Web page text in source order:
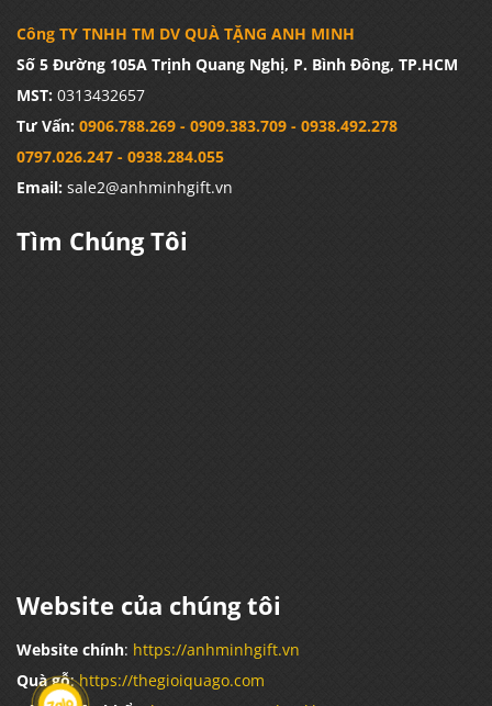
Công TY TNHH TM DV QUÀ TẶNG ANH MINH
Số 5 Đường 105A Trịnh Quang Nghị, P. Bình Đông, TP.HCM
MST: 0313432657
Tư Vấn: 0906.788.269 - 0909.383.709 - 0938.492.278
0797.026.247 - 0938.284.055
Email: sale2@anhminhgift.vn
Tìm Chúng Tôi
Website của chúng tôi
Website chính: https://anhminhgift.vn
Quà gỗ:https://thegioiquago.com